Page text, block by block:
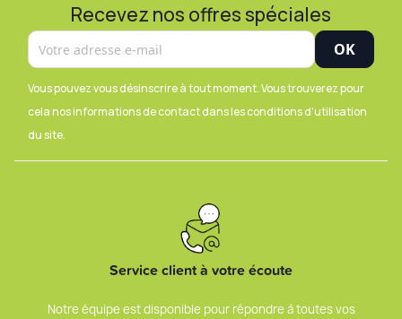
Recevez nos offres spéciales
Vous pouvez vous désinscrire à tout moment. Vous trouverez pour
cela nos informations de contact dans les conditions d'utilisation
du site.
Service client à votre écoute
Notre équipe est disponible pour répondre à toutes vos